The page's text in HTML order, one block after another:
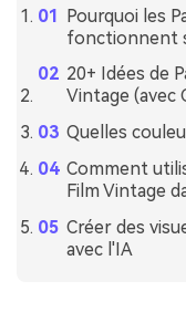
Pourquoi les
fonctionnent
20+ Idées de
Vintage (avec
Quelles
Comment
Film Vintage
Créer des
avec l'IA